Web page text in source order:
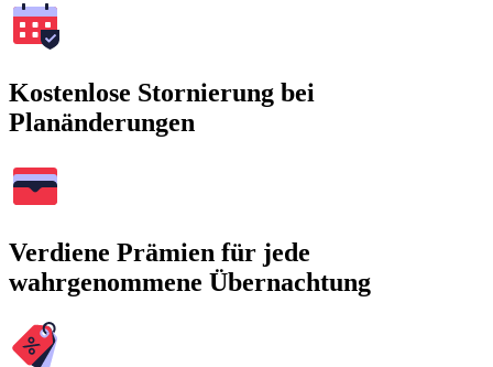
Kostenlose Stornierung bei
Planänderungen
Verdiene Prämien für jede
wahrgenommene Übernachtung